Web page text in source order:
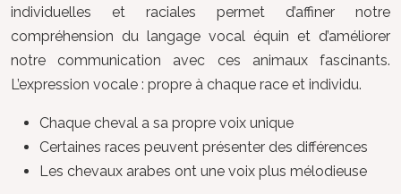
individuelles et raciales permet d’affiner notre
compréhension du langage vocal équin et d’améliorer
notre communication avec ces animaux fascinants.
L’expression vocale : propre à chaque race et individu.
Chaque cheval a sa propre voix unique
Certaines races peuvent présenter des différences
Les chevaux arabes ont une voix plus mélodieuse